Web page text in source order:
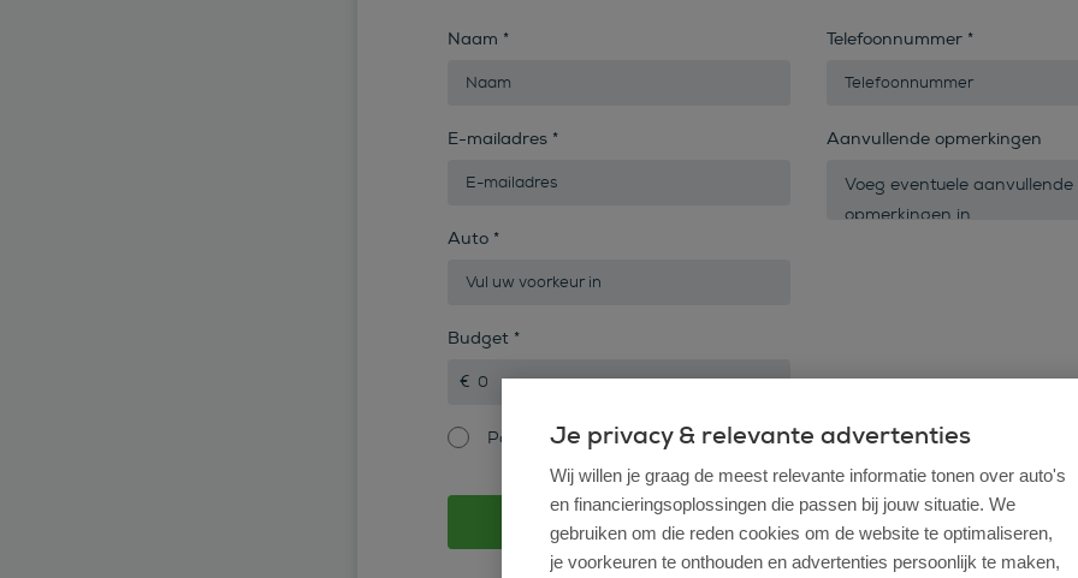
Naam *
E-mailadres *
Auto *
Budget *
Particulier Zakelijk
Telefoonnummer *
Aanvullende opmerkingen
of bekijk ons volledige lease voorraad
Je privacy & relevante advertenties
Wij willen je graag de meest relevante informatie tonen over auto's
en financieringsoplossingen die passen bij jouw situatie. We
gebruiken om die reden cookies om de website te optimaliseren,
je voorkeuren te onthouden en advertenties persoonlijk te maken,